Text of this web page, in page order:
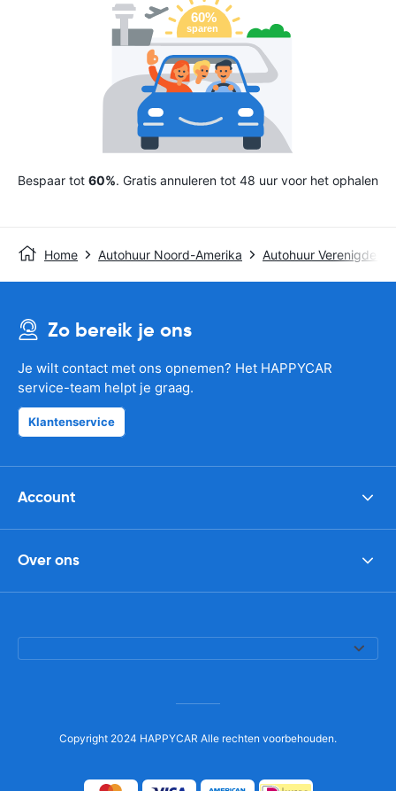
Bespaar tot 60%. Gratis annuleren tot 48 uur voor het ophalen
Home Autohuur Noord-Amerika Autohuur Verenigde
Zo bereik je ons
Je wilt contact met ons opnemen? Het HAPPYCAR
service-team helpt je graag.
Klantenservice
Account
Over ons
Copyright 2024 HAPPYCAR Alle rechten voorbehouden.